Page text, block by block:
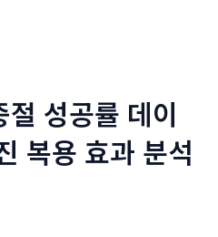
성공률 데이
복용 효과 분석